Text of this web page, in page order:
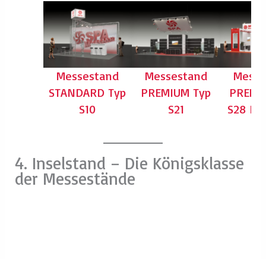
Messestand
STANDARD Typ
S10
Messestand
PREMIUM Typ
S21
S28
4. Inselstand – Die Königsklasse
der Messestände